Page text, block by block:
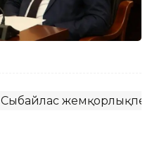
Сыбайлас